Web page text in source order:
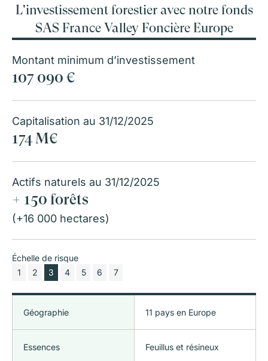
L'investissement forestier avec notre fonds
SAS France Valley Foncière Europe
Montant minimum d’investissement
107 090 €
Capitalisation au 31/12/2025
174 M€
Actifs naturels au 31/12/2025
+ 150 forêts
(+16 000 hectares)
Échelle de risque
1
2 3 4 5 6 7
Géographie 11 pays en Europe
Essences Feuillus et résineux